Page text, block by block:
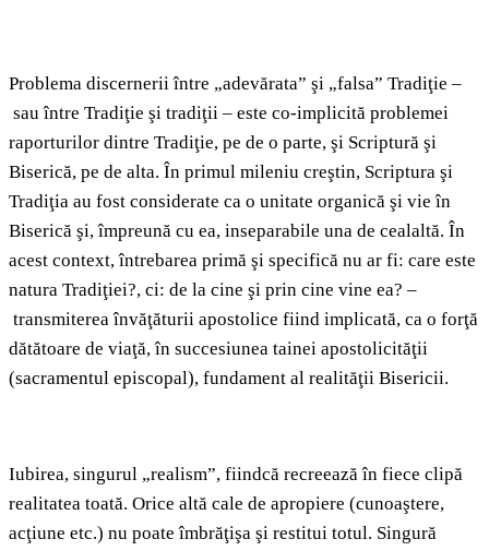
Problema discernerii între „adevărata” şi „falsa” Tradiţie –
sau între Tradiţie şi tradiţii – este co‑implicită problemei
raporturilor dintre Tradiţie, pe de o parte, şi Scriptură şi
Biserică, pe de alta. În primul mileniu creştin, Scriptura şi
Tradiţia au fost considerate ca o unitate organică şi vie în
Biserică şi, împreună cu ea, inseparabile una de cealaltă. În
acest context, întrebarea primă şi specifică nu ar fi: care este
natura Tradiţiei?, ci: de la cine şi prin cine vine ea? –
transmiterea învăţăturii apostolice fiind implicată, ca o forţă
dătătoare de viaţă, în succesiunea tainei apostolicităţii
(sacramentul episcopal), fundament al realităţii Bisericii.
Iubirea, singurul „realism”, fiindcă recreează în fiece clipă
realitatea toată. Orice altă cale de apropiere (cunoaştere,
acţiune etc.) nu poate îmbrăţişa şi restitui totul. Singură